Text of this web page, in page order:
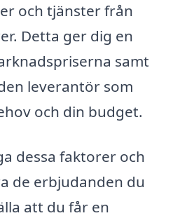
och tjänster från
Detta ger dig en
samt
leverantör som
och din budget.
dessa faktorer och
de erbjudanden du
att du får en